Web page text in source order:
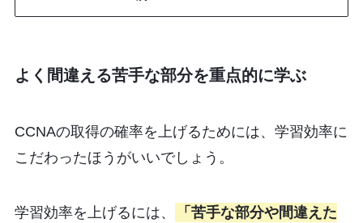
よく間違える苦手な部分を重点的に学ぶ
CCNAの取得の確率を上げるためには、学習効率に
こだわったほうがいいでしょう。
学習効率を上げるには、
「苦手な部分や間違えた